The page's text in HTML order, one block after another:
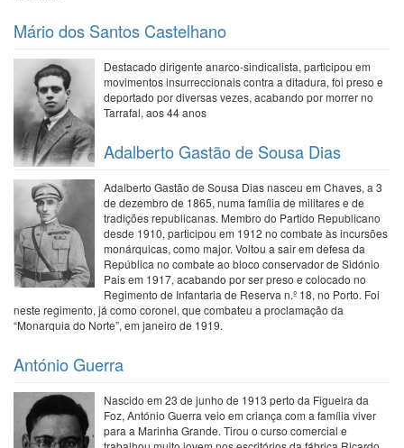
Mário dos Santos Castelhano
Destacado dirigente anarco-sindicalista, participou em
movimentos insurreccionais contra a ditadura, foi preso e
deportado por diversas vezes, acabando por morrer no
Tarrafal, aos 44 anos
Adalberto Gastão de Sousa Dias
Adalberto Gastão de Sousa Dias nasceu em Chaves, a 3
de dezembro de 1865, numa família de militares e de
tradições republicanas. Membro do Partido Republicano
desde 1910, participou em 1912 no combate às incursões
monárquicas, como major. Voltou a sair em defesa da
República no combate ao bloco conservador de Sidónio
Pais em 1917, acabando por ser preso e colocado no
Regimento de Infantaria de Reserva n.º 18, no Porto. Foi
neste regimento, já como coronel, que combateu a proclamação da
“Monarquia do Norte”, em janeiro de 1919.
António Guerra
Nascido em 23 de junho de 1913 perto da Figueira da
Foz, António Guerra veio em criança com a família viver
para a Marinha Grande. Tirou o curso comercial e